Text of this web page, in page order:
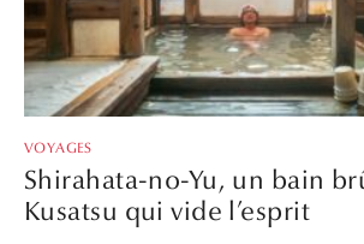
VOYAGES
Shirahata-no-Yu, un bain
Kusatsu qui vide l’esprit